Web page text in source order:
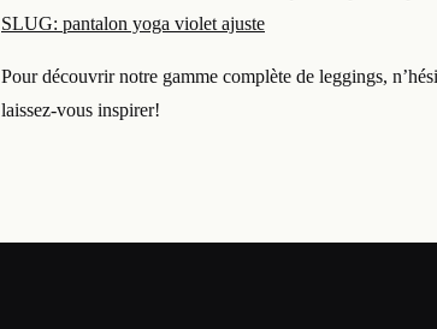
SLUG: pantalon yoga violet ajuste
Pour découvrir notre gamme complète de leggings,
laissez-vous inspirer!